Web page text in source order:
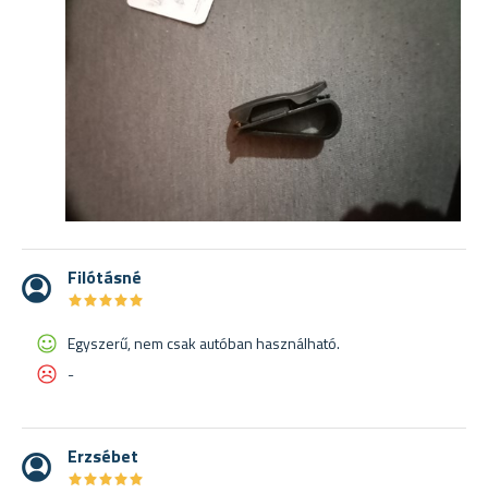
Filótásné
★★★★★
★★★★★
Egyszerű, nem csak autóban használható.
-
Erzsébet
★★★★★
★★★★★